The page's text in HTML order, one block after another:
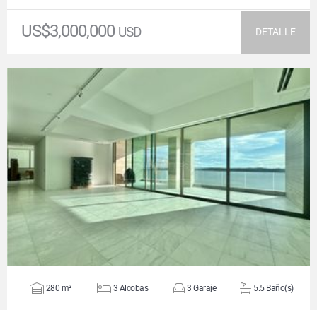
US$3,000,000 USD DETALLE
VER DETALLES
280 m² 3 Alcobas 3 Garaje 5.5 Baño(s)